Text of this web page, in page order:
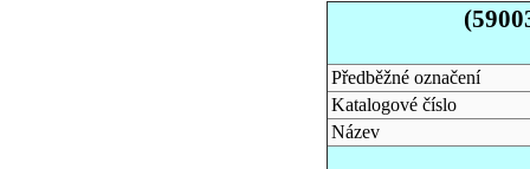
Předběžné označení
Katalogové číslo
Název